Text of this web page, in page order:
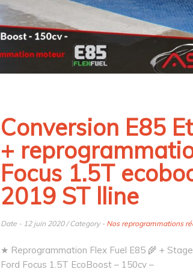
Conversion E85
+
Focus 1.5T
2019 ST lline
Date - 12 juin 2020 / Category - Nos reprogrammations
★ Reprogrammation Flex Fuel E85 🌾 +
Ford Focus 1.5T EcoBoost – 150cv –